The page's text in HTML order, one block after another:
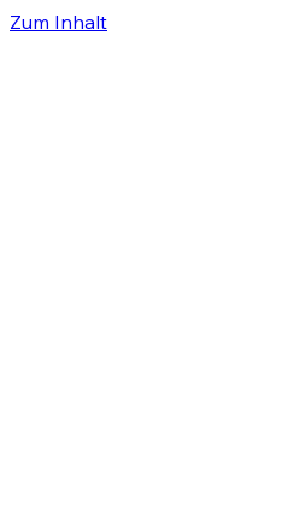
Zum Inhalt